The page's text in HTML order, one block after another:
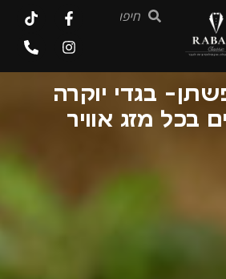
בגדי יוקרה
בכל מזג אוויר